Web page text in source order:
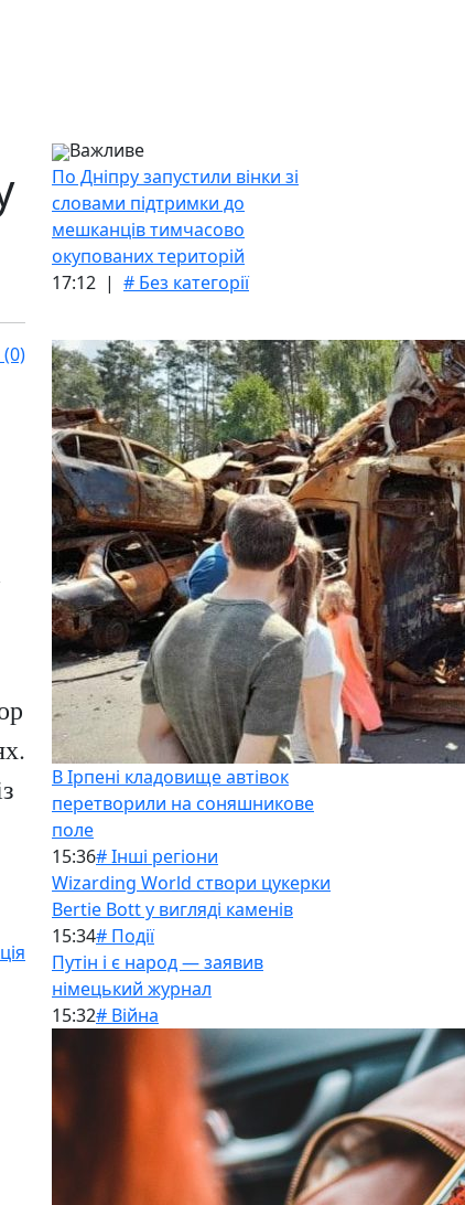
Важливе
По Дніпру запустили вінки зі
словами підтримки до
мешканців тимчасово
окупованих територій
17:12 | # Без категорії
В Ірпені кладовище автівок
перетворили на соняшникове
поле
15:36# Інші регіони
Wizarding World створи цукерки
Bertie Bott у вигляді каменів
15:34# Події
Путін і є народ — заявив
німецький журнал
15:32# Війна